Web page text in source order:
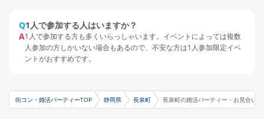
Q1人で参加する人はいますか？
A1人で参加する方も多くいらっしゃいます。イベントによっては複数
人参加の方しかいない場合もあるので、不安な方は1人参加限定イベ
ントがおすすめです。
街コン・婚活パーティーTOP 静岡県 長泉町 長泉町の婚活パーティー・お見合い